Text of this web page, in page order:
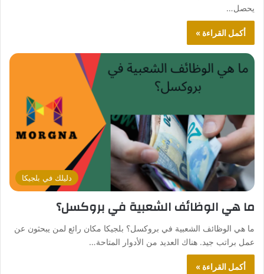
يحصل…
أكمل القراءة »
دليلك في بلجيكا
ما هي الوظائف الشعبية في بروكسل؟
ما هي الوظائف الشعبية في بروكسل؟ بلجيكا مكان رائع لمن يبحثون عن
عمل براتب جيد. هناك العديد من الأدوار المتاحة…
أكمل القراءة »